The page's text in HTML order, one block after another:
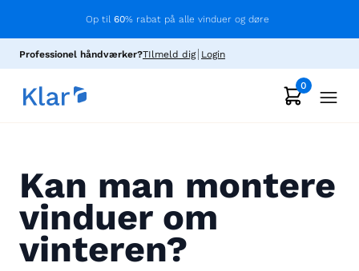
Op til 60% rabat på alle vinduer og døre
Professionel håndværker?TIlmeld dig Login
0
Kan man montere
vinduer om
vinteren?